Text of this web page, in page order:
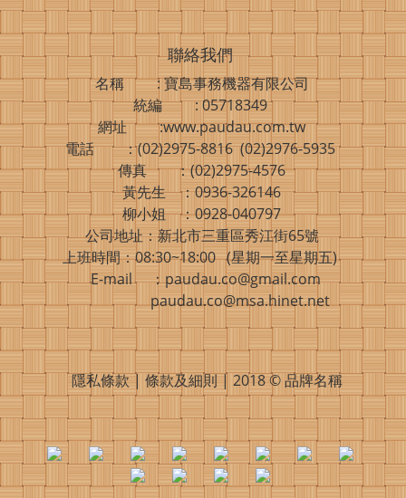
聯絡我們
名稱 : 寶島事務機器有限公司
統編 : 05718349
網址 :www.paudau.com.tw
電話 ：(02)2975-8816 (02)2976-5935
傳真 ：(02)2975-4576
黃先生 ：0936-326146
柳小姐 ：0928-040797
公司地址：新北市三重區秀江街65號
上班時間：08:30~18:00 (星期一至星期五)
E-mail ：paudau.co@gmail.com
paudau.co@msa.hinet.net
隱私條款 | 條款及細則 | 2018 © 品牌名稱